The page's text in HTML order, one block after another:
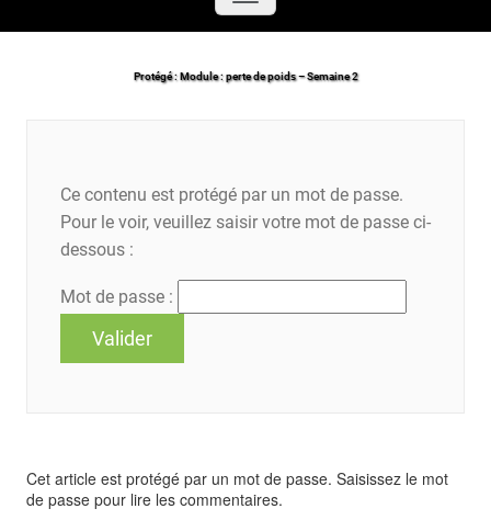
Protégé : Module : perte de poids – Semaine 2
Ce contenu est protégé par un mot de passe.
Pour le voir, veuillez saisir votre mot de passe ci-
dessous :
Mot de passe :
Cet article est protégé par un mot de passe. Saisissez le mot
de passe pour lire les commentaires.